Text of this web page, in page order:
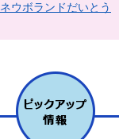
ネウボランドだいとう